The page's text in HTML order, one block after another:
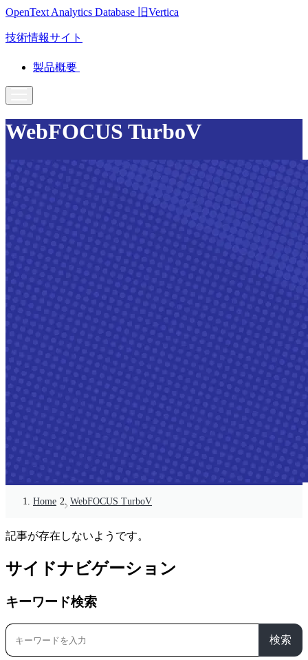
OpenText Analytics Database 旧Vertica
技術情報サイト
製品概要
WebFOCUS TurboV
Home WebFOCUS TurboV
記事が存在しないようです。
サイドナビゲーション
キーワード検索
検索